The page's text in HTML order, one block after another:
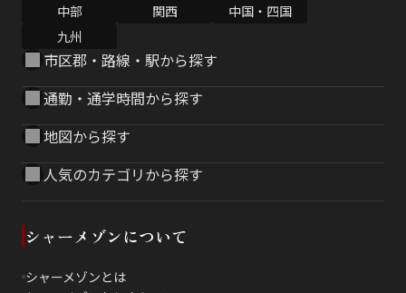
中部
関西
中国・四国
九州
市区郡・路線・駅から探す
通勤・通学時間から探す
地図から探す
人気のカテゴリから探す
シャーメゾンについて
シャーメゾンとは